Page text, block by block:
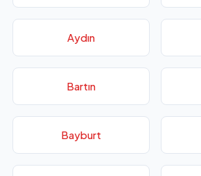
Aydın
Bartın
Bayburt